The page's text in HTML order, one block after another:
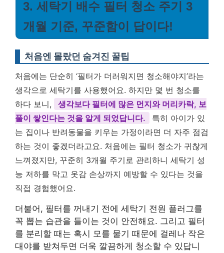
3. 세탁기 배수 필터 청소 주기 3
개월 기준, 꾸준함이 답이다!
처음엔 몰랐던 숨겨진 꿀팁
처음에는 단순히 ‘필터가 더러워지면 청소해야지’라는
생각으로 세탁기를 사용했어요. 하지만 몇 번 청소를
하다 보니,
생각보다 필터에 많은 먼지와 머리카락, 보
풀이 쌓인다는 것을 알게 되었답니다.
특히 아이가 있
는 집이나 반려동물을 키우는 가정이라면 더 자주 점검
하는 것이 좋겠더라고요. 처음에는 필터 청소가 귀찮게
느껴졌지만, 꾸준히 3개월 주기로 관리하니 세탁기 성
능 저하를 막고 옷감 손상까지 예방할 수 있다는 것을
직접 경험했어요.
더불어, 필터를 꺼내기 전에 세탁기 전원 플러그를
꼭 뽑는 습관을 들이는 것이 안전해요. 그리고 필터
를 분리할 때는 혹시 모를 물기 때문에 걸레나 작은
대야를 받쳐두면 더욱 깔끔하게 청소할 수 있답니